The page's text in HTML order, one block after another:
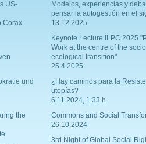
US-
Corax
und
the
Modelos, experiencias y
pensar la autogestión en el
13.12.2025
Keynote Lecture ILPC 2025
Work at the centre of the
ecological transition"
25.4.2025
¿Hay caminos para la
utopías?
6.11.2024, 1:33 h
Commons and Social
26.10.2024
3rd Night of Global Social